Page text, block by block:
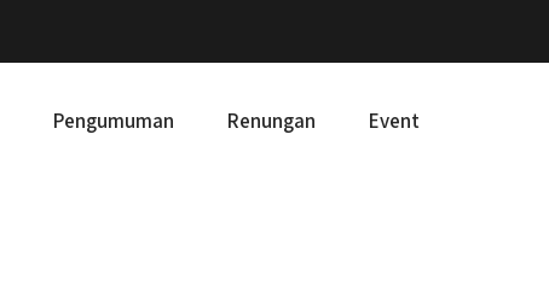
Pengumuman Renungan Event